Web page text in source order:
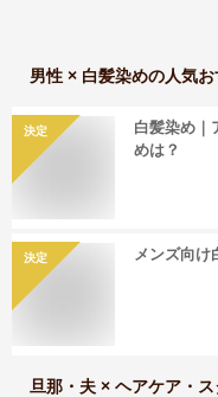
男性 × 白髪染めの人気
決定
白髪染め｜
めは？
決定
メンズ向け
旦那・夫 × ヘアケア・